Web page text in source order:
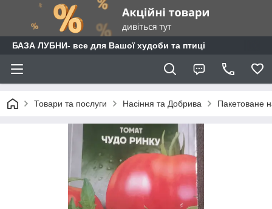
БАЗА ЛУБНИ- все для Вашої худоби та птиці
Товари та послуги Насіння та Добрива Пакетоване